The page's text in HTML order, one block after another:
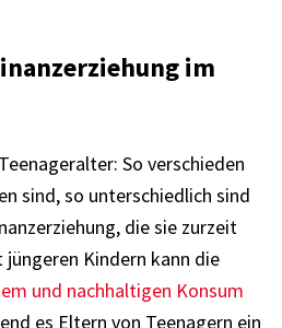
im
So verschieden
sind, so unterschiedlich sind
die sie zurzeit
Kindern kann die
und nachhaltigen Konsum
es Eltern von Teenagern ein